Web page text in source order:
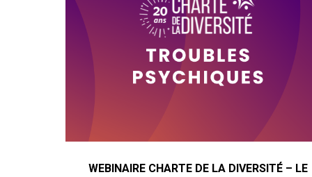
WEBINAIRE CHARTE DE LA DIVERSITÉ – LE